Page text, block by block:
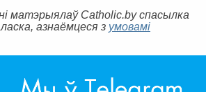
матэрыялаў Catholic.by спасылка
азнаёмцеся з умовамі